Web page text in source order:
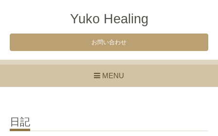
Yuko Healing
お問い合わせ
MENU
日記